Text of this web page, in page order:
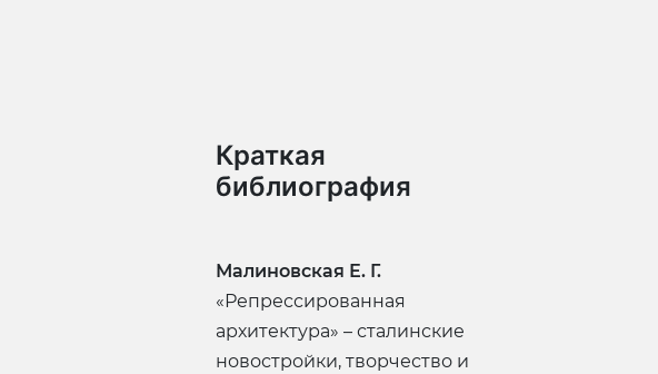
Краткая
библиография
Малиновская Е. Г.
«Репрессированная
архитектура» – сталинские
новостройки, творчество и